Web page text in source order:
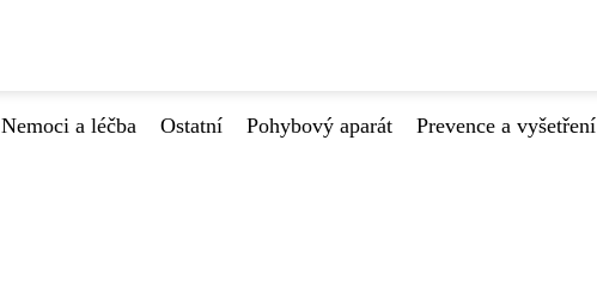
Nemoci a léčba Ostatní Pohybový aparát Prevence a vyšetření